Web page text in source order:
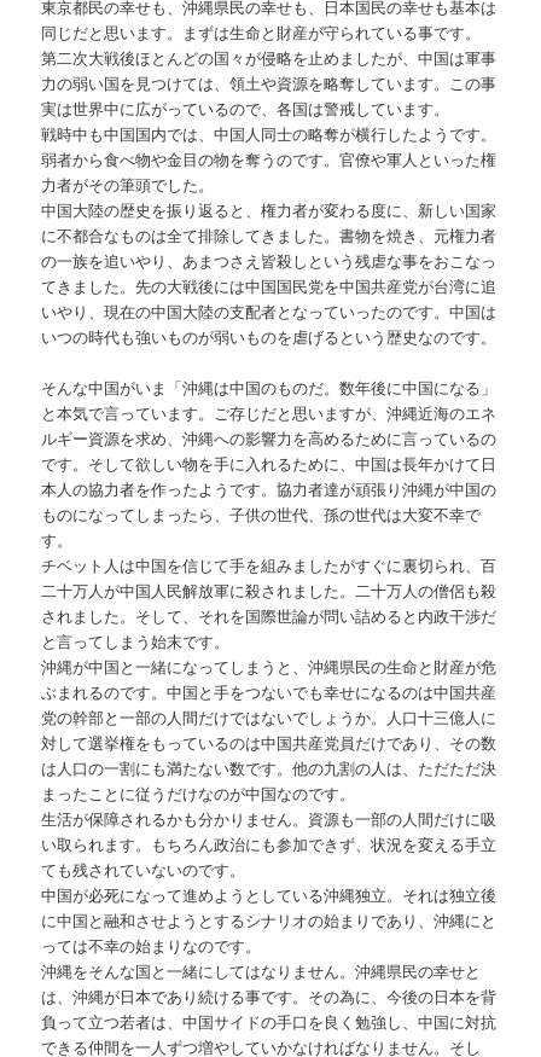
東京都民の幸せも、沖縄県民の幸せも、日本国民の幸せも基本は
同じだと思います。まずは生命と財産が守られている事です。
第二次大戦後ほとんどの国々が侵略を止めましたが、中国は軍事
力の弱い国を見つけては、領土や資源を略奪しています。この事
実は世界中に広がっているので、各国は警戒しています。
戦時中も中国国内では、中国人同士の略奪が横行したようです。
弱者から食べ物や金目の物を奪うのです。官僚や軍人といった権
力者がその筆頭でした。
中国大陸の歴史を振り返ると、権力者が変わる度に、新しい国家
に不都合なものは全て排除してきました。書物を焼き、元権力者
の一族を追いやり、あまつさえ皆殺しという残虐な事をおこなっ
てきました。先の大戦後には中国国民党を中国共産党が台湾に追
いやり、現在の中国大陸の支配者となっていったのです。中国は
いつの時代も強いものが弱いものを虐げるという歴史なのです。
そんな中国がいま「沖縄は中国のものだ。数年後に中国になる」
と本気で言っています。ご存じだと思いますが、沖縄近海のエネ
ルギー資源を求め、沖縄への影響力を高めるために言っているの
です。そして欲しい物を手に入れるために、中国は長年かけて日
本人の協力者を作ったようです。協力者達が頑張り沖縄が中国の
ものになってしまったら、子供の世代、孫の世代は大変不幸で
す。
チベット人は中国を信じて手を組みましたがすぐに裏切られ、百
二十万人が中国人民解放軍に殺されました。二十万人の僧侶も殺
されました。そして、それを国際世論が問い詰めると内政干渉だ
と言ってしまう始末です。
沖縄が中国と一緒になってしまうと、沖縄県民の生命と財産が危
ぶまれるのです。中国と手をつないでも幸せになるのは中国共産
党の幹部と一部の人間だけではないでしょうか。人口十三億人に
対して選挙権をもっているのは中国共産党員だけであり、その数
は人口の一割にも満たない数です。他の九割の人は、ただただ決
まったことに従うだけなのが中国なのです。
生活が保障されるかも分かりません。資源も一部の人間だけに吸
い取られます。もちろん政治にも参加できず、状況を変える手立
ても残されていないのです。
中国が必死になって進めようとしている沖縄独立。それは独立後
に中国と融和させようとするシナリオの始まりであり、沖縄にと
っては不幸の始まりなのです。
沖縄をそんな国と一緒にしてはなりません。沖縄県民の幸せと
は、沖縄が日本であり続ける事です。その為に、今後の日本を背
負って立つ若者は、中国サイドの手口を良く勉強し、中国に対抗
できる仲間を一人ずつ増やしていかなければなりません。そし